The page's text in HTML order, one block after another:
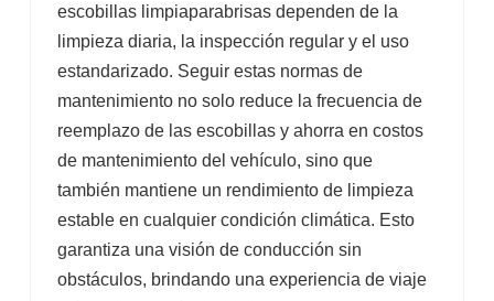
escobillas limpiaparabrisas dependen de la
limpieza diaria, la inspección regular y el uso
estandarizado. Seguir estas normas de
mantenimiento no solo reduce la frecuencia de
reemplazo de las escobillas y ahorra en costos
de mantenimiento del vehículo, sino que
también mantiene un rendimiento de limpieza
estable en cualquier condición climática. Esto
garantiza una visión de conducción sin
obstáculos, brindando una experiencia de viaje